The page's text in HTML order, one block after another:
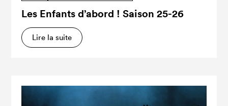
Les Enfants d’abord ! Saison 25-26
Lire la suite